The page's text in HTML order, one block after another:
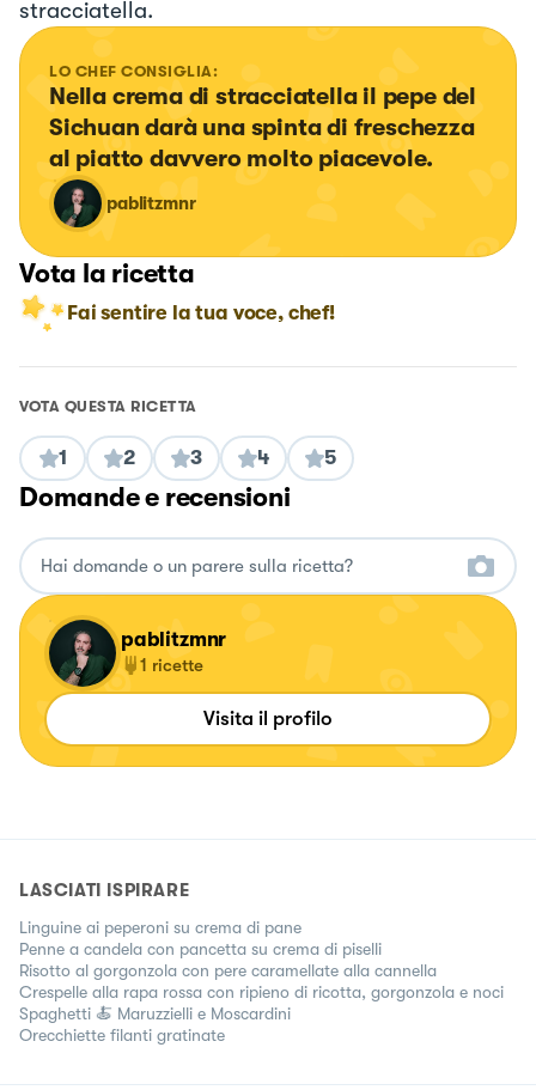
stracciatella.
LO CHEF CONSIGLIA:
Nella crema di stracciatella il pepe del
Sichuan darà una spinta di freschezza
al piatto davvero molto piacevole.
pablitzmnr
Vota la ricetta
Fai sentire la tua voce, chef!
VOTA QUESTA RICETTA
1 2 3 4 5
Domande e recensioni
pablitzmnr
1 ricette
Visita il profilo
LASCIATI ISPIRARE
Linguine ai peperoni su crema di pane
Penne a candela con pancetta su crema di piselli
Risotto al gorgonzola con pere caramellate alla cannella
Crespelle alla rapa rossa con ripieno di ricotta, gorgonzola e noci
Spaghetti 🍝 Maruzzielli e Moscardini
Orecchiette filanti gratinate